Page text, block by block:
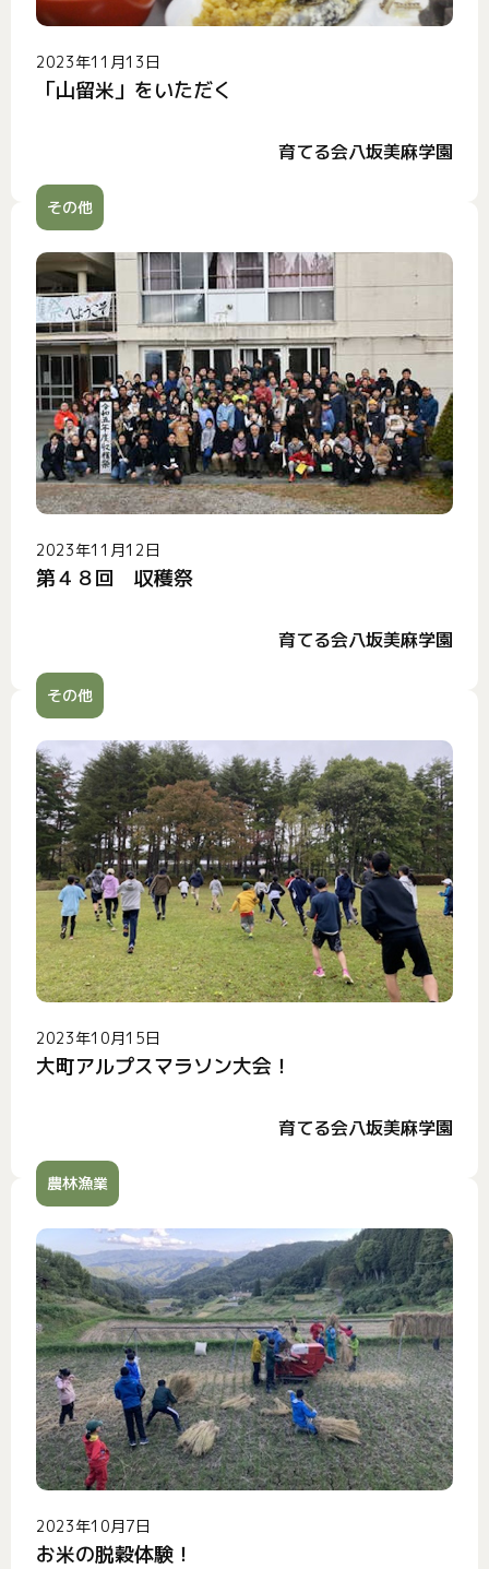
2023年11月13日
「山留米」をいただく
育てる会八坂美麻学園
その他
2023年11月12日
第４８回 収穫祭
育てる会八坂美麻学園
その他
2023年10月15日
大町アルプスマラソン大会！
育てる会八坂美麻学園
農林漁業
2023年10月7日
お米の脱穀体験！